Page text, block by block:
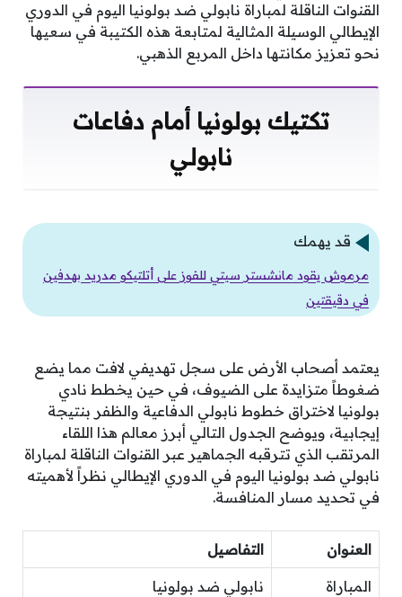
القنوات الناقلة لمباراة نابولي ضد بولونيا اليوم في الدوري
الإيطالي الوسيلة المثالية لمتابعة هذه الكتيبة في سعيها
نحو تعزيز مكانتها داخل المربع الذهبي.
تكتيك بولونيا أمام دفاعات
نابولي
قد يهمك
مرموش يقود مانشستر سيتي للفوز على أتلتيكو مدريد بهدفين
في دقيقتين
يعتمد أصحاب الأرض على سجل تهديفي لافت مما يضع
ضغوطاً متزايدة على الضيوف، في حين يخطط نادي
بولونيا لاختراق خطوط نابولي الدفاعية والظفر بنتيجة
إيجابية، ويوضح الجدول التالي أبرز معالم هذا اللقاء
المرتقب الذي تترقبه الجماهير عبر القنوات الناقلة لمباراة
نابولي ضد بولونيا اليوم في الدوري الإيطالي نظراً لأهميته
في تحديد مسار المنافسة.
العنوان التفاصيل
المباراة نابولي ضد بولونيا